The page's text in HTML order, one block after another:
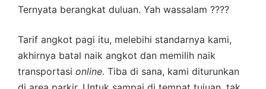
Ternyata berangkat duluan. Yah wassalam ????
Tarif angkot pagi itu, melebihi standarnya kami,
akhirnya batal naik angkot dan memilih naik
transportasi online. Tiba di sana, kami diturunkan